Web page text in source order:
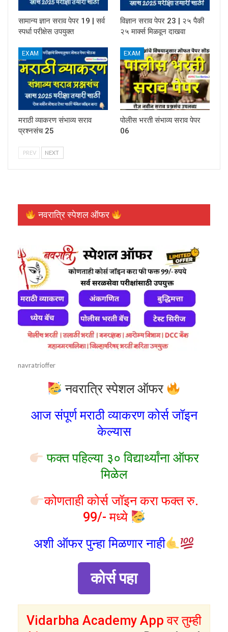
सामान्य ज्ञान सराव पेपर 19 | सर्व
स्पर्धा परीक्षेस उपयुक्त
विज्ञान सराव पेपर 23 | २५ पैकी
२५ मार्क्स मिळवून दाखवा
EXAM
मराठी व्याकरण संभाव्य सराव
प्रश्नसंच 25
EXAM
पोलीस भरती संभाव्य सराव पेपर
06
PREV NEXT
नवरात्रि स्पेशल ऑफर
navratrioffer
नवरात्रि स्पेशल ऑफर
आज संपूर्ण मराठी व्याकरण कोर्स जॉइन
केल्यास
फक्त पहिल्या ३० विद्यार्थ्यांना ऑफर
मिळेल
कोणताही कोर्स जॉइन करा फक्त रु.
99/- मध्ये
अशी ऑफर पुन्हा मिळणार नाही
कोर्स पहा
Vidarbha Academy App वर तुम्ही